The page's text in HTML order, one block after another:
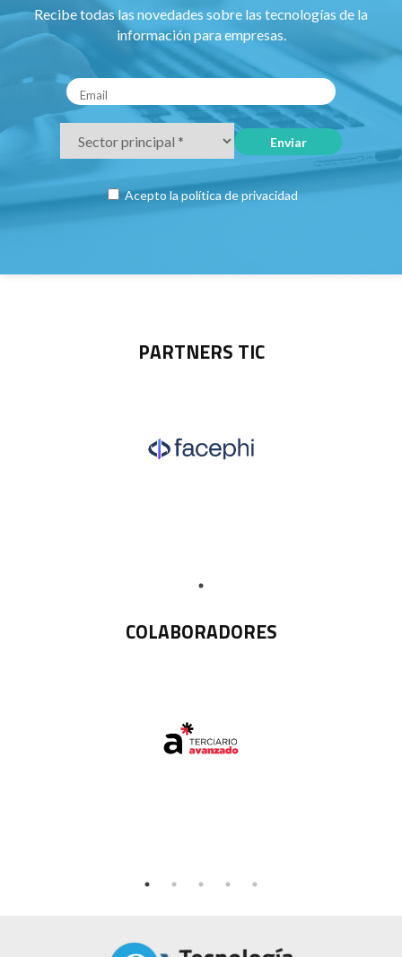
Recibe todas las novedades sobre las tecnologías de la
información para empresas.
Acepto la política de privacidad
PARTNERS TIC
COLABORADORES